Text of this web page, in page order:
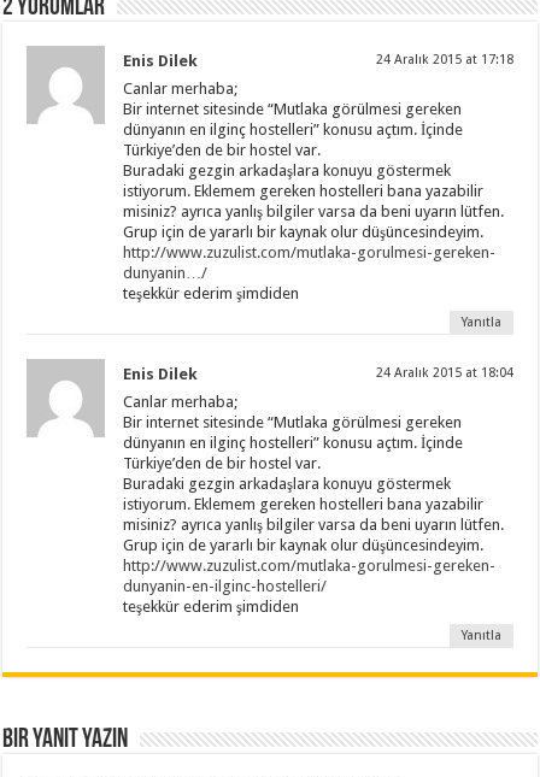
2 Yorumlar
Enis Dilek 24 Aralık 2015 at 17:18
Canlar merhaba;
Bir internet sitesinde “Mutlaka görülmesi gereken
dünyanın en ilginç hostelleri” konusu açtım. İçinde
Türkiye’den de bir hostel var.
Buradaki gezgin arkadaşlara konuyu göstermek
istiyorum. Eklemem gereken hostelleri bana yazabilir
misiniz? ayrıca yanlış bilgiler varsa da beni uyarın lütfen.
Grup için de yararlı bir kaynak olur düşüncesindeyim.
http://www.zuzulist.com/mutlaka-gorulmesi-gereken-
dunyanin…/
teşekkür ederim şimdiden
Yanıtla
Enis Dilek 24 Aralık 2015 at 18:04
Canlar merhaba;
Bir internet sitesinde “Mutlaka görülmesi gereken
dünyanın en ilginç hostelleri” konusu açtım. İçinde
Türkiye’den de bir hostel var.
Buradaki gezgin arkadaşlara konuyu göstermek
istiyorum. Eklemem gereken hostelleri bana yazabilir
misiniz? ayrıca yanlış bilgiler varsa da beni uyarın lütfen.
Grup için de yararlı bir kaynak olur düşüncesindeyim.
http://www.zuzulist.com/mutlaka-gorulmesi-gereken-
dunyanin-en-ilginc-hostelleri/
teşekkür ederim şimdiden
Yanıtla
Bir yanıt yazın